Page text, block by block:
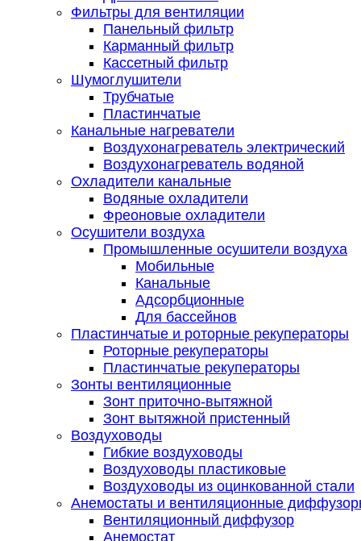
Фильтры для вентиляции
Панельный фильтр
Карманный фильтр
Кассетный фильтр
Шумоглушители
Трубчатые
Пластинчатые
Канальные нагреватели
Воздухонагреватель электрический
Воздухонагреватель водяной
Охладители канальные
Водяные охладители
Фреоновые охладители
Осушители воздуха
Промышленные осушители воздуха
Мобильные
Канальные
Адсорбционные
Для бассейнов
Пластинчатые и роторные рекуператоры
Роторные рекуператоры
Пластинчатые рекуператоры
Зонты вентиляционные
Зонт приточно-вытяжной
Зонт вытяжной пристенный
Воздуховоды
Гибкие воздуховоды
Воздуховоды пластиковые
Воздуховоды из оцинкованной стали
Анемостаты и вентиляционные
Вентиляционный диффузор
Анемостат